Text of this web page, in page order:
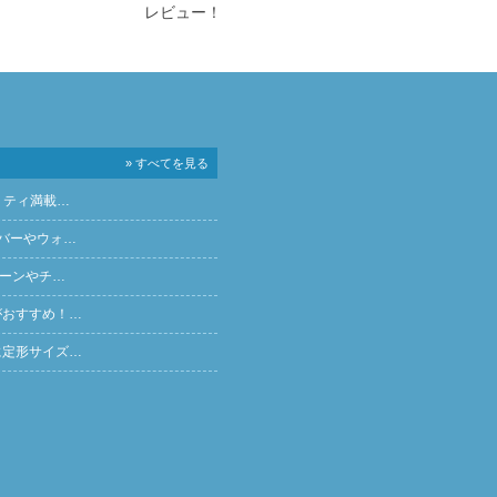
レビュー！
» すべてを見る
ティ満載…
ーやウォ…
ンやチ…
おすすめ！…
定形サイズ…